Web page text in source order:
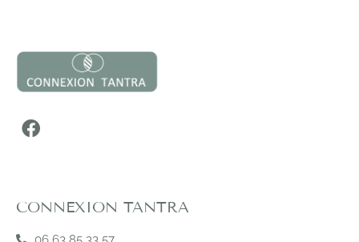
CONNEXION TANTRA